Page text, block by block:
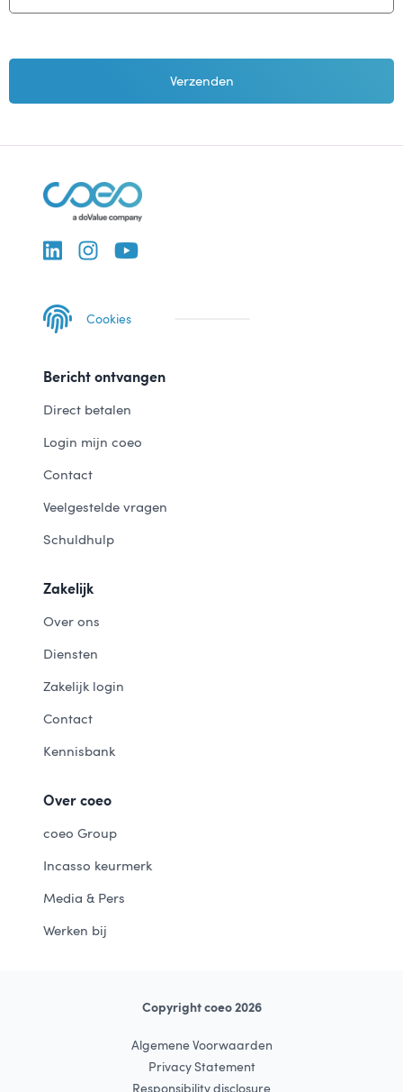
Cookies
Bericht ontvangen
Direct betalen
Login mijn coeo
Contact
Veelgestelde vragen
Schuldhulp
Zakelijk
Over ons
Diensten
Zakelijk login
Contact
Kennisbank
Over coeo
coeo Group
Incasso keurmerk
Media & Pers
Werken bij
Copyright coeo 2026
Algemene Voorwaarden
Privacy Statement
Responsibility disclosure